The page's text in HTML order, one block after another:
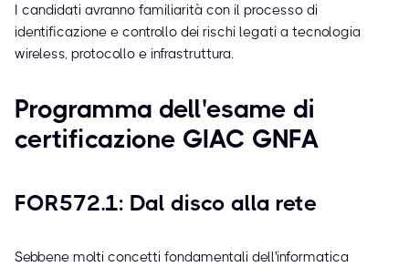
I candidati avranno familiarità con il processo di
identificazione e controllo dei rischi legati a tecnologia
wireless, protocollo e infrastruttura.
Programma dell'esame di
certificazione GIAC GNFA
FOR572.1: Dal disco alla rete
Sebbene molti concetti fondamentali dell'informatica